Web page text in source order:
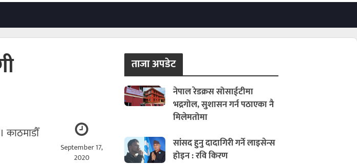
September 17,
2020
काठमाडौँ
ताजा अपडेट
नेपाल रेडक्रस सोसाईटीमा
भद्रगोल, सुशासन गर्न पठाएका नै
मिलेमतोमा
सांसद हुनु दादागिरी गर्ने लाइसेन्स
होइन : रवि किरण